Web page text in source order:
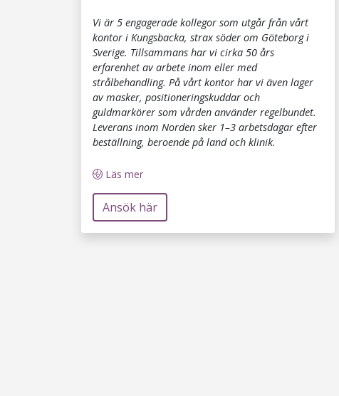
Vi är 5 engagerade kollegor som utgår från vårt
kontor i Kungsbacka, strax söder om Göteborg i
Sverige. Tillsammans har vi cirka 50 års
erfarenhet av arbete inom eller med
strålbehandling. På vårt kontor har vi även lager
av masker, positioneringskuddar och
guldmarkörer som vården använder regelbundet.
Leverans inom Norden sker 1–3 arbetsdagar efter
beställning, beroende på land och klinik.
Läs mer
Ansök här